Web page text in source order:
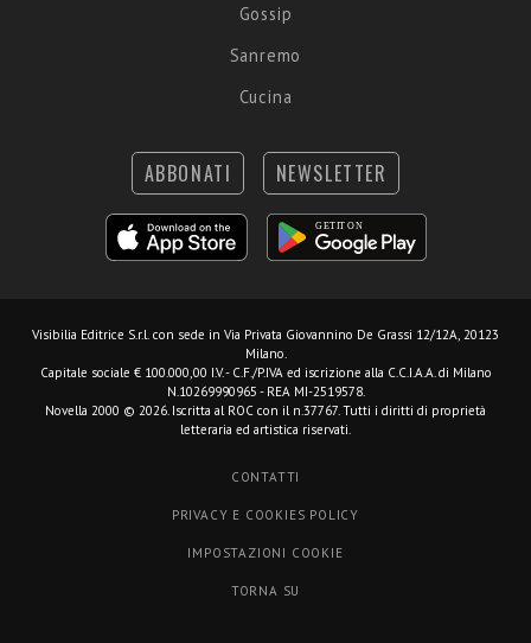
Gossip
Sanremo
Cucina
ABBONATI NEWSLETTER
Visibilia Editrice S.r.l. con sede in Via Privata Giovannino De Grassi 12/12A, 20123
Milano.
Capitale sociale € 100.000,00 I.V. - C.F./P.IVA ed iscrizione alla C.C.I.A.A. di Milano
N.10269990965 - REA MI-2519578.
Novella 2000 © 2026. Iscritta al ROC con il n.37767. Tutti i diritti di proprietà
letteraria ed artistica riservati.
CONTATTI
PRIVACY E COOKIES POLICY
IMPOSTAZIONI COOKIE
TORNA SU